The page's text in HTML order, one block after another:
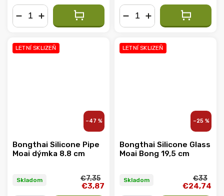
LETNÍ SKLIZEŇ
–47 %
Bongthai Silicone Pipe
Moai dýmka 8.8 cm
Skladom €7,35
€3,87
LETNÍ SKLIZEŇ
–25 %
Bongthai Silicone Glass
Moai Bong 19,5 cm
Skladom €33
€24,74